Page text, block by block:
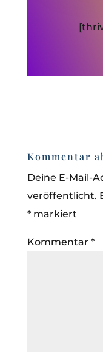
Kommentar
Deine E-Mail-
veröffentlicht.
*markiert
Kommentar *